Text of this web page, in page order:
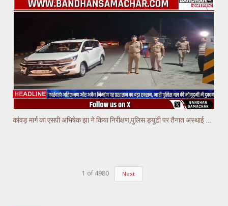
कांवड़ मार्ग का एसपी अभिषेक झा ने किया निरीक्षण,पुलिस ड्यूटी पर तैनात अस्थाई चौकियो का किया निरीक्षण
1 of 4980 Next